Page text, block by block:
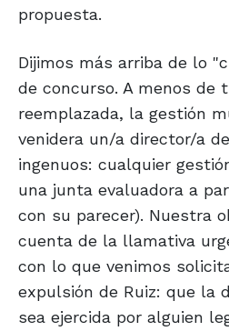
propuesta.
Dijimos más arriba de lo
de concurso. A menos de
reemplazada, la gestión
venidera un/a director/a
ingenuos: cualquier
una junta evaluadora a
con su parecer). Nuestra
cuenta de la llamativa
con lo que venimos
expulsión de Ruiz: que la
sea ejercida por alguien